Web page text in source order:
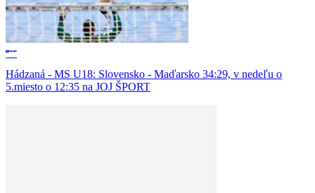
Hádzaná - MS U18: Slovensko - Maďarsko 34:29, v nedeľu o
5.miesto o 12:35 na JOJ ŠPORT